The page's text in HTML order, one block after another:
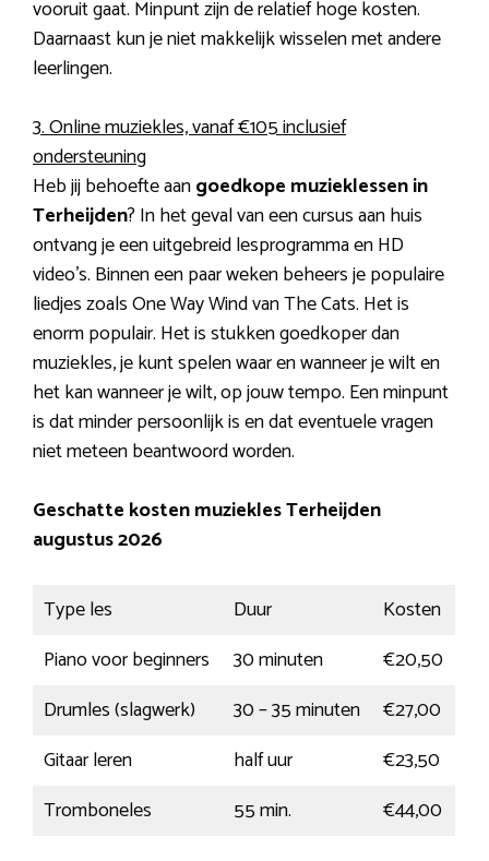
vooruit gaat. Minpunt zijn de relatief hoge kosten.
Daarnaast kun je niet makkelijk wisselen met andere
leerlingen.
3. Online muziekles, vanaf €105 inclusief
ondersteuning
Heb jij behoefte aangoedkope muzieklessen in
Terheijden? In het geval van een cursus aan huis
ontvang je een uitgebreid lesprogramma en HD
video’s. Binnen een paar weken beheers je populaire
liedjes zoals One Way Wind van The Cats. Het is
enorm populair. Het is stukken goedkoper dan
muziekles, je kunt spelen waar en wanneer je wilt en
het kan wanneer je wilt, op jouw tempo. Een minpunt
is dat minder persoonlijk is en dat eventuele vragen
niet meteen beantwoord worden.
Geschatte kosten muziekles Terheijden
augustus 2026
Type les Duur
Kosten
Piano voor beginners
30 minuten
€20,50
Drumles (slagwerk)
30 – 35 minuten
€27,00
Gitaar leren
half uur
€23,50
Tromboneles
55 min. €44,00